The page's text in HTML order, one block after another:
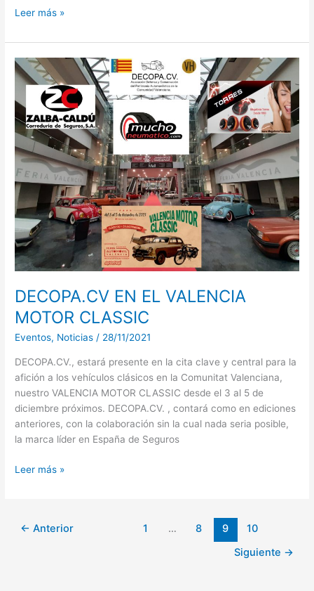
Leer más »
DECOPA.CV EN EL VALENCIA
MOTOR CLASSIC
Eventos, Noticias / 28/11/2021
DECOPA.CV., estará presente en la cita clave y central para la
afición a los vehículos clásicos en la Comunitat Valenciana,
nuestro VALENCIA MOTOR CLASSIC desde el 3 al 5 de
diciembre próximos. DECOPA.CV. , contará como en ediciones
anteriores, con la colaboración sin la cual nada seria posible,
la marca líder en España de Seguros
DECOPA.CV
EN
VALENCIA
MOTOR
CLASSIC
Leer más »
← Anterior 1 … 8 9
10
Siguiente →